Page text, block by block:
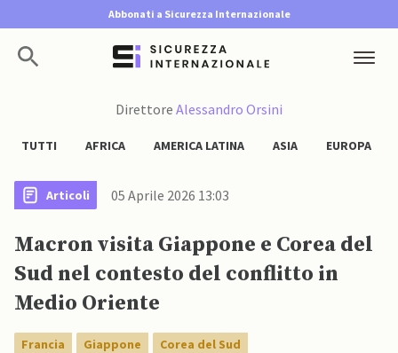
Abbonati a Sicurezza Internazionale
Direttore Alessandro Orsini
TUTTI AFRICA AMERICA LATINA ASIA EUROPA
Articoli 05 Aprile 2026 13:03
Macron visita Giappone e Corea del
Sud nel contesto del conflitto in
Medio Oriente
Francia Giappone Corea del Sud